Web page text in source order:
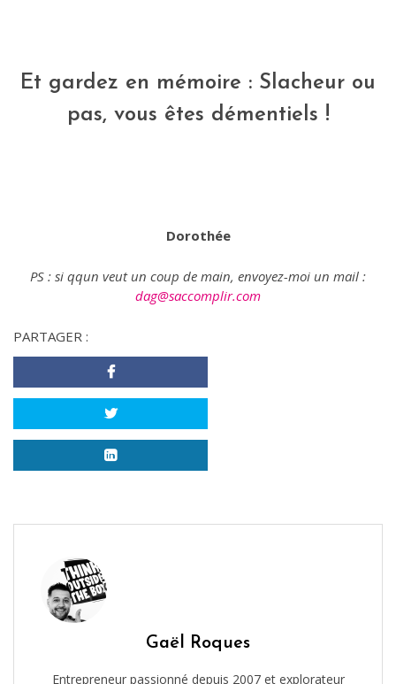
Et gardez en mémoire : Slacheur ou
pas, vous êtes démentiels !
Dorothée
PS : si qqun veut un coup de main, envoyez-moi un mail :
dag@saccomplir.com
PARTAGER :
Gaël Roques
Entrepreneur passionné depuis 2007 et explorateur